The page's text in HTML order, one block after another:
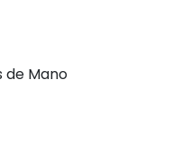
de Mano